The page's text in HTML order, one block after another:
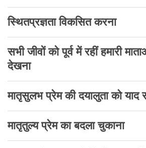
स्थितप्रज्ञता विकसित करना
सभी जीवों को पूर्व में रहीं हमारी
देखना
मातृसुलभ प्रेम की दयालुता को याद
मातृतुल्य प्रेम का बदला चुकाना